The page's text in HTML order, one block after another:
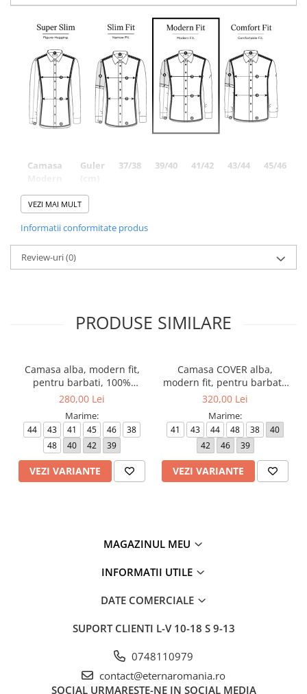
Camasa
Guler
37/38 39/40 41/42 43/44 45/46
Piept
(cm)
Talie
(cm)
65 65 65
Lungime
maneca
(cm)
27 27 27 28 30
Manseta
(cm)
26 28
VEZI MAI MULT
Informatii conformitate produs
Review-uri(0)
PRODUSE SIMILARE
Camasa alba, modern fit,
pentru barbati, 100%
bumbac, maneca lunga,
280,00 Lei
Marime:
44 43 41 45 46
38
48
40 42 39
VEZI VARIANTE
Camasa COVER alba,
modern fit, pentru barbati,
100% bumbac, maneca
Eterna
320,00 Lei
Marime:
41 43 44 48 38
40
42
46 39
VEZI VARIANTE
MAGAZINUL MEU
INFORMATII UTILE
DATE COMERCIALE
SUPORT CLIENTI L-V 10-18 S 9-13
0748110979
contact@eternaromania.ro
SOCIAL URMARESTE-NE IN SOCIAL MEDIA